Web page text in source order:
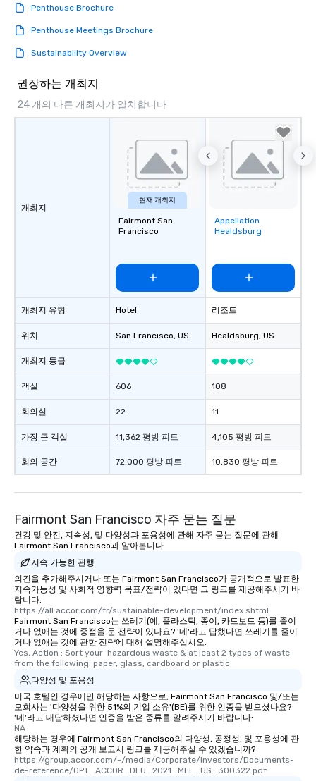
Penthouse Brochure
Penthouse Meetings Brochure
Sustainability Overview
권장하는 개최지
24 개의 다른 개최지가 일치합니다
개최지
개최지 유형
위치
개최지 등급
객실
회의실
가장 큰 객실
회의 공간
현재 개최지
Fairmont San
Francisco
Hotel
San Francisco, US
606
22
11,362 평방 피트
72,000 평방 피트
Removed from
favorites
Appellation
Healdsburg
리조트
Healdsburg, US
108
11
4,105 평방 피트
10,830 평방 피트
Fairmont San Francisco 자주 묻는 질문
건강 및 안전, 지속성, 및 다양성과 포용성에 관해 자주 묻는 질문에 관해
Fairmont San Francisco과 알아봅니다
지속 가능한 관행
의견을 추가해주시거나 또는 Fairmont San Francisco가 공개적으로 발표한
지속가능성 및 사회적 영향력 목표/전략이 있다면 그 링크를 제공해주시기 바
랍니다.
https://all.accor.com/fr/sustainable-development/index.shtml
Fairmont San Francisco는 쓰레기(예, 플라스틱, 종이, 카드보드 등)를 줄이
거나 없애는 것에 중점을 둔 전략이 있나요? '네'라고 답했다면 쓰레기를 줄이
거나 없애는 것에 관한 전략에 대해 설명해주십시오.
Yes, Action : Sort your  hazardous waste & at least 2 types of waste
from the following: paper, glass, cardboard or plastic
다양성 및 포용성
미국 호텔인 경우에만 해당하는 사항으로, Fairmont San Francisco 및/또는
모회사는 '다양성을 위한 51%의 기업 소유'(BE)를 위한 인증을 받으셨나요?
'네'라고 대답하셨다면 인증을 받은 종류를 알려주시기 바랍니다:
NA
해당하는 경우에 Fairmont San Francisco의 다양성, 공정성, 및 포용성에 관
한 약속과 계획의 공개 보고서 링크를 제공해주실 수 있겠습니까?
https://group.accor.com/-/media/Corporate/Investors/Documents-
de-reference/OPT_ACCOR_DEU_2021_MEL_US_300322.pdf